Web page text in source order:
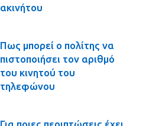
ακινήτου
Πως μπορεί ο πολίτης να
πιστοποιήσει τον αριθμό
του κινητού του
τηλεφώνου
Για ποιες περιπτώσεις έχει